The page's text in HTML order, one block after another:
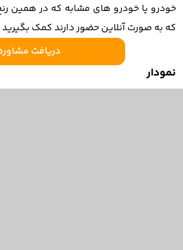
خودرو یا خودرو های مشابه که در همین
که به صورت آنلاین حضور دارند کمک بگیرید
دریافت
نمودار